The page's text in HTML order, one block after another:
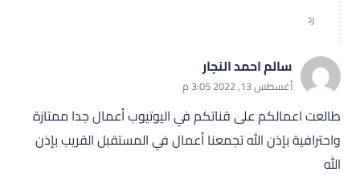
رد
سالم احمد النجار
أغسطس 13, 2022 3:05 م
طالعت اعمالكم على قناتكم في اليوتيوب أعمال جدا ممتازة
واحترافية بإذن الله تجمعنا أعمال في المستقبل القريب بإذن
الله